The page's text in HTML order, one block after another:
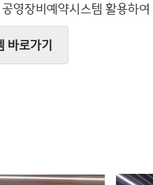
영장비예약시스템 활용하여
바로가기